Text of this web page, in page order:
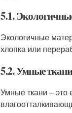
5.1.
Экологичные
хлопка или
5.2. Умные
Умные ткани – это